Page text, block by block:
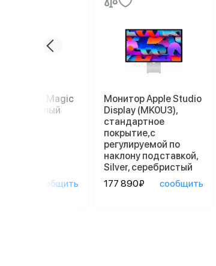
Apple Magic
2, белый
сообщить
Монитор Apple Studio
Display (MK0U3),
стандартное
покрытие,с
регулируемой по
наклону подставкой,
Silver, серебристый
177 890₽
сообщить